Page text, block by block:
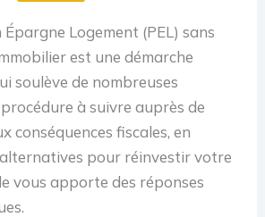
Logement (PEL) sans
est une démarche
soulève de nombreuses
à suivre auprès de
conséquences fiscales, en
pour réinvestir votre
vous apporte des réponses